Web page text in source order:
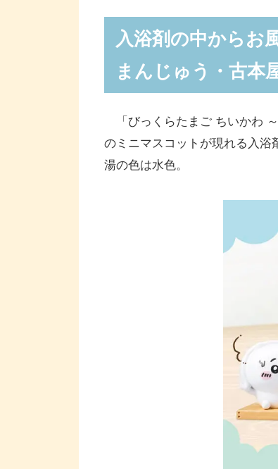
入浴剤の中からお
まんじゅう・古本
「びっくらたまご ちいかわ
のミニマスコットが現れる入浴
湯の色は水色。